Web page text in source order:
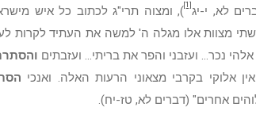
לא, י-יג [1]), ומצוה תרי"ג לכתוב כל איש
שתי מצוות אלו מגלה ה' למשה את העתיד לקרות
נכר... ועזבני והפר את בריתי... ועזבתים
אלוקי בקרבי מצאוני הרעות האלה. ואנכי
אחרים" (דברים לא, טז-יח).